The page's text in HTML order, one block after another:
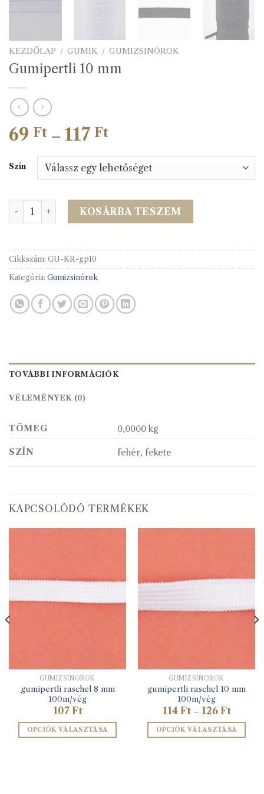
KEZDŐLAP / GUMIK / GUMIZSINÓROK
Gumipertli 10 mm
69 Ft – 117 FtÁrtartomány:
-
117 Ft
Szín
Gumipertli 10 mm mennyiség
KOSÁRBA TESZEM
Cikkszám: GU-KR-gp10
Kategória: Gumizsinórok
TOVÁBBI INFORMÁCIÓK
VÉLEMÉNYEK (0)
TÖMEG 0,0000 kg
SZÍN fehér, fekete
KAPCSOLÓDÓ TERMÉKEK
GUMIZSINÓROK
gumipertli raschel 8 mm
100m/vég
107 Ft
OPCIÓK VÁLASZTÁSA
GUMIZSINÓROK
gumipertli raschel 10 mm
100m/vég
114 Ft – 126 Ft
114 Ft
-
126 Ft
OPCIÓK VÁLASZTÁSA